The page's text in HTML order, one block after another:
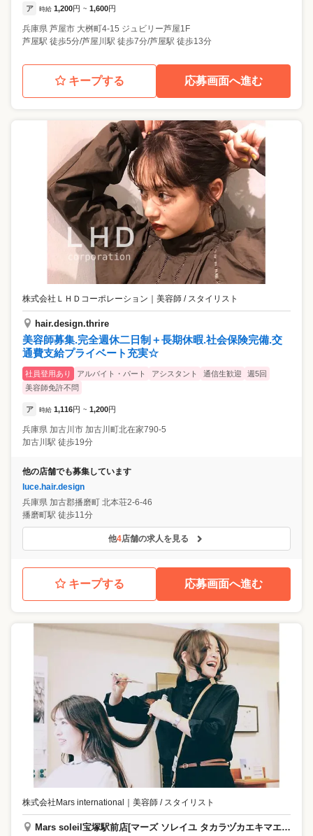
ア 時給 1,200円 ~ 1,600円
兵庫県 芦屋市 大桝町4-15 ジュビリー芦屋1F
芦屋駅 徒歩5分/芦屋川駅 徒歩7分/芦屋駅 徒歩13分
キープする 応募画面へ進む
株式会社ＬＨＤコーポレーション 美容師 / スタイリスト
hair.design.thrire
美容師募集.完全週休二日制＋長期休暇.社会保険完備.交
通費支給プライベート充実☆
社員登用あり アルバイト・パート アシスタント 通信生歓迎
週5回
美容師免許不問
ア 時給 1,116円 ~ 1,200円
兵庫県 加古川市 加古川町北在家790-5
加古川駅 徒歩19分
他の店舗でも募集しています
luce.hair.design
兵庫県 加古郡播磨町 北本荘2-6-46
播磨町駅 徒歩11分
他4店舗の求人を見る
キープする 応募画面へ進む
株式会社Mars international ｜ 美容師 / スタイリスト
Mars soleil宝塚駅前店[マーズ ソレイユ タカラヅカエキマエテン]